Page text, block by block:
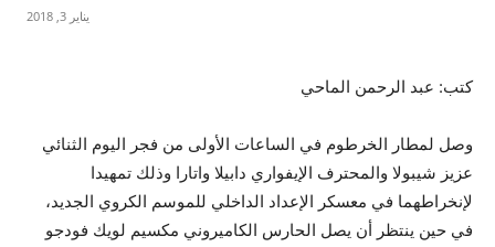
يناير 3, 2018
كتب: عبد الرحمن الماحي
وصل لمطار الخرطوم في الساعات الأولى من فجر اليوم الثنائي
عزيز شيبولا والمحترف الإيفواري دابيلا واتارا وذلك تمهيدا
لإنخراطهما في معسكر الإعداد الداخلي للموسم الكروي الجديد،
في حين ينتظر أن يصل الحارس الكاميروني مكسيم لويك فودجو